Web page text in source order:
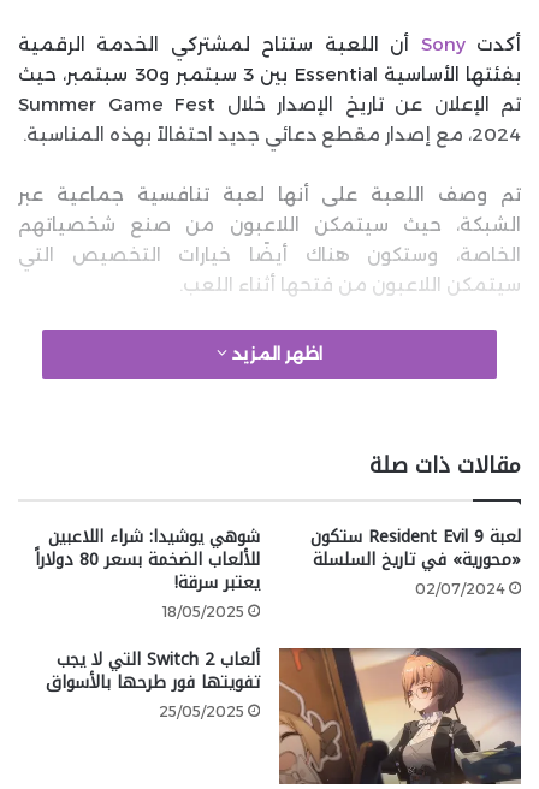
أكدتSony أن اللعبة ستتاح لمشتركي الخدمة الرقمية
بفئتها الأساسية Essential بين 3 سبتمبر و30 سبتمبر، حيث
تم الإعلان عن تاريخ الإصدار خلال Summer Game Fest
2024، مع إصدار مقطع دعائي جديد احتفالاً بهذه المناسبة.
تم وصف اللعبة على أنها لعبة تنافسية جماعية عبر
الشبكة، حيث سيتمكن اللاعبون من صنع شخصياتهم
الخاصة، وستكون هناك أيضًا خيارات التخصيص التي
سيتمكن اللاعبون من فتحها أثناء اللعب.
Keeper أو Seeker عبر أوضاع لعب مختلفة، وسيكون هناك
كأس العالم للكويدتش.
شارك هذه الصفحة عبر
اظهر المزيد
مقالات ذات صلة
لعبة Resident Evil 9 ستكون
«محورية» في تاريخ السلسلة
02/07/2024
شوهي يوشيدا: شراء اللاعبين
للألعاب الضخمة بسعر 80 دولاراً
يعتبر سرقة!
18/05/2025
ألعاب Switch 2 التي لا يجب
تفويتها فور طرحها بالأسواق
25/05/2025